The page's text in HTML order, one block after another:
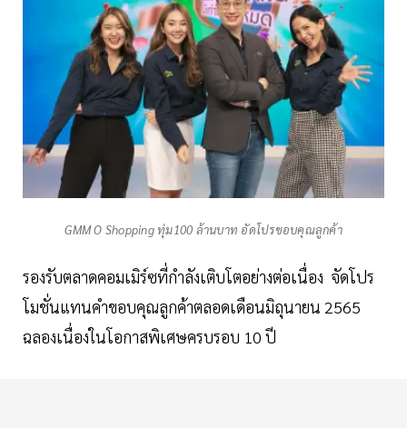
GMM O Shopping ทุ่ม100 ล้านบาท อัดโปรขอบคุณลูกค้า
รองรับตลาดคอมเมิร์ซที่กำลังเติบโตอย่างต่อเนื่อง จัดโปร
โมชั่นแทนคำขอบคุณลูกค้าตลอดเดือนมิถุนายน 2565
ฉลองเนื่องในโอกาสพิเศษครบรอบ 10 ปี